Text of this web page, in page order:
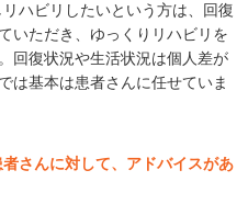
ハビリしたいという方は、回復
いただき、ゆっくりリハビリを
回復状況や生活状況は個人差が
は基本は患者さんに任せていま
さんに対して、アドバイスがあ